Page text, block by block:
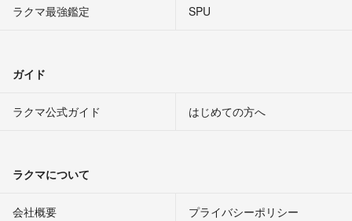
ラクマ最強鑑定
SPU
ガイド
ラクマ公式ガイド はじめての方へ
ラクマについて
会社概要 プライバシーポリシー